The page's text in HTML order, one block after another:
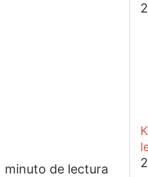
minuto de lectura